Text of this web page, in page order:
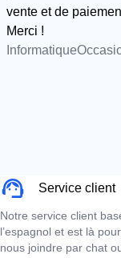
vente et de
Merci !
Service client
Notre service client
l’espagnol et est là
nous joindre par chat